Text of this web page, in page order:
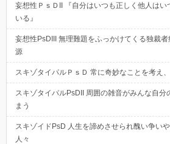
妄想性ＰｓＤII 『自分はいつも正しく他人はい
いる』
妄想性PsDIII 無理難題をふっかけてくる独裁
源
スキゾタイパルＰｓＤ 常に奇妙なことを考え
スキゾタイパルPsDII 周囲の雑音がみんな自分
まう
スキゾイドPsD 人生を諦めさせられ醜い争い
人々